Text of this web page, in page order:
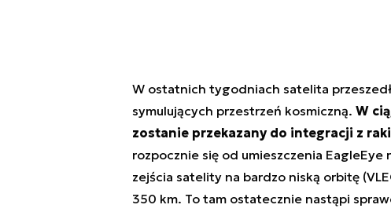
W ostatnich tygodniach satelita
symulujących przestrzeń kosmiczną. W
zostanie przekazany do integracji z
rozpocznie się od umieszczenia
zejścia satelity na bardzo niską orbitę
350 km. To tam ostatecznie nastąpi